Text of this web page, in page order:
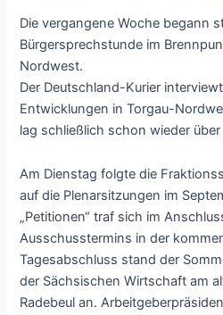
Die vergangene Woche begann
Bürgersprechstunde im
Nordwest.
Der Deutschland-Kurier
Entwicklungen in Torgau-
lag schließlich schon wieder
Am Dienstag folgte die
auf die Plenarsitzungen im
„Petitionen“ traf sich im
Ausschusstermins in der
Tagesabschluss stand der
der Sächsischen Wirtschaft am
Radebeul an.